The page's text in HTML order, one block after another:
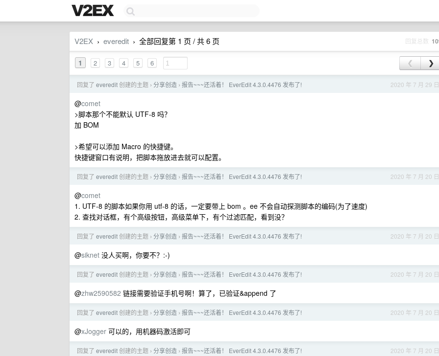
V2EX › everedit › 全部回复第 1 页 / 共 6 页 回复总数
1 2 3 4 5 6 ❮ ❯
2020 年 7 月 29 日
回复了 everedit创建的主题 › 分享创造 › 报告~~~还活着！ EverEdit 4.3.0.4476 发布了!
@comet
>脚本那个不能默认 UTF-8 吗？
加 BOM
>希望可以添加 Macro 的快捷键。
快捷键窗口有说明，把脚本拖放进去就可以配置。
2020 年 7 月 20 日
回复了 everedit创建的主题 › 分享创造 › 报告~~~还活着！ EverEdit 4.3.0.4476 发布了!
@comet
1. UTF-8 的脚本如果你用 utf-8 的话，一定要带上 bom 。ee 不会自动探测脚本的编码(为了速度)
2. 查找对话框，有个高级按钮，高级菜单下，有个过滤匹配，看到没？
2020 年 7 月 20 日
回复了 everedit创建的主题 › 分享创造 › 报告~~~还活着！ EverEdit 4.3.0.4476 发布了!
@siknet 没人买啊，你要不？:-)
2020 年 7 月 20 日
回复了 everedit创建的主题 › 分享创造 › 报告~~~还活着！ EverEdit 4.3.0.4476 发布了!
@zhw2590582 链接需要验证手机号啊！算了，已验证&append 了
2020 年 7 月 20 日
回复了 everedit创建的主题 › 分享创造 › 报告~~~还活着！ EverEdit 4.3.0.4476 发布了!
@xJogger 可以的，用机器码激活即可
2020 年 7 月 20 日
回复了 everedit创建的主题 › 分享创造 › 报告~~~还活着！ EverEdit 4.3.0.4476 发布了!